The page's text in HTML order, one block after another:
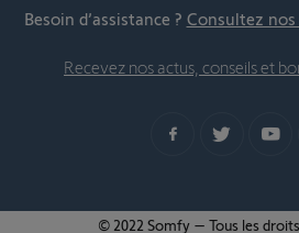
Besoin d’assistance ? Consultez
Recevez nos actus, conseils et
© 2022 Somfy – Tous les